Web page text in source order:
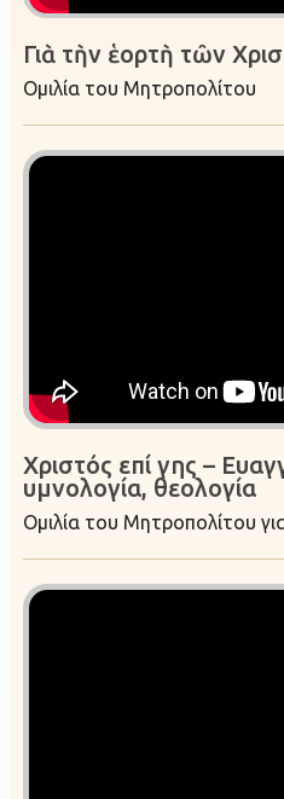
Γιὰ τὴν ἑορτὴ τῶν
Ομιλία του Μητροπολίτου
Χριστός επί γης –
υμνολογία, θεολογία
Ομιλία του Μητροπολίτου